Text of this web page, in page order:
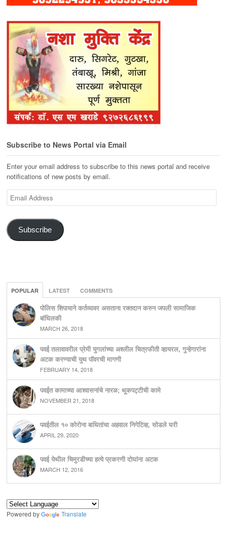
Subscribe to News Portal via Email
Enter your email address to subscribe to this news portal and receive
notifications of new posts by email.
Email
Subscribe
POPULAR LATEST COMMENTS
पोलिस शिपायाने कर्तव्यावर असताना रक्तदान करुन जपली सामाजिक
बांधिलकी
MARCH 26, 2018
पवई तलावावरील प्रेमी युगलांच्या अश्लील चित्रफीती व्हायरल, गुन्हेगारांना
अटक करण्याची युथ पॉवरची मागणी
FEBRUARY 14, 2018
पवईत कामाच्या आश्वासनांचे नारळ; थूकपट्टीची कामे
NOVEMBER 21, 2018
पवईतील १० कोरोना बाधितांचा अहवाल निगेटिव्ह, सोडले घरी
APRIL 29, 2020
पवई येथील चिमुरडीच्या हत्ये प्रकरणी दोघांना अटक
MARCH 12, 2016
Powered by Translate